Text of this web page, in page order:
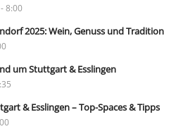
8:00
2025: Wein, Genuss und Tradition
um Stuttgart & Esslingen
& Esslingen – Top-Spaces & Tipps